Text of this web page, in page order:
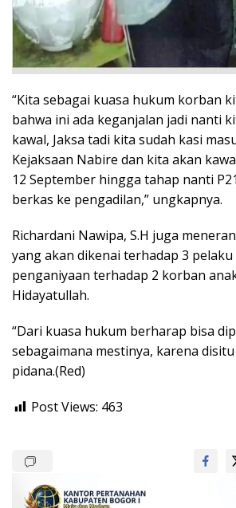
“Kita sebagai kuasa hukum korban
bahwa ini ada keganjalan jadi nanti
kawal, Jaksa tadi kita sudah kasi
Kejaksaan Nabire dan kita akan
12 September hingga tahap nanti
berkas ke pengadilan,” ungkapnya.
Richardani Nawipa, S.H juga
yang akan dikenai terhadap 3
penganiyaan terhadap 2 korban
Hidayatullah.
“Dari kuasa hukum berharap bisa
sebagaimana mestinya, karena
pidana.(Red)
Post Views: 463